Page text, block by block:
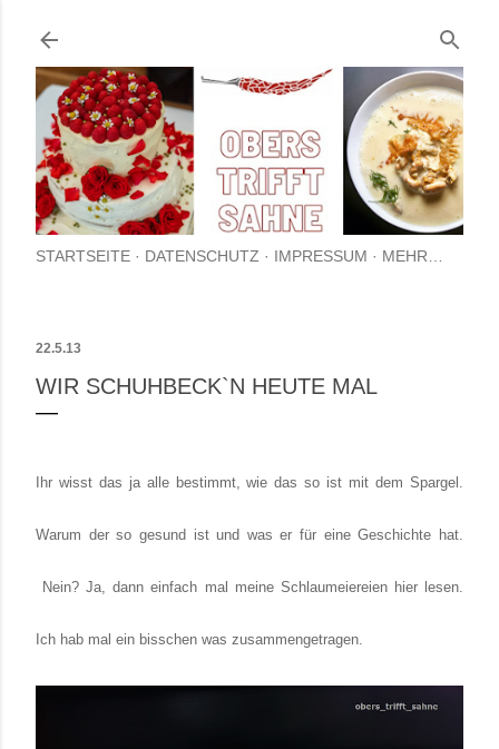
STARTSEITE DATENSCHUTZ IMPRESSUM MEHR…
22.5.13
WIR SCHUHBECK`N HEUTE MAL
Ihr wisst das ja alle bestimmt, wie das so ist mit dem Spargel.
Warum der so gesund ist und was er für eine Geschichte hat.
Nein? Ja, dann einfach mal meine Schlaumeiereien hier lesen.
Ich hab mal ein bisschen was zusammengetragen.